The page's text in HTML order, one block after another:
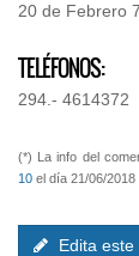
20 de Febrero
TELÉFONOS:
294.- 4614372
(*) La info del
10 el día 21/06/2018
Edita